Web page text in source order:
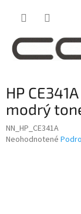
HP
modrý
NN_HP_CE341A
Priemerné
Neohodnotené